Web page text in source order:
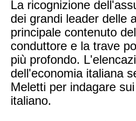
La ricognizione
dei grandi leader delle
principale contenuto
conduttore e la trave
più profondo.
dell'economia italiana
Meletti per indagare
italiano.